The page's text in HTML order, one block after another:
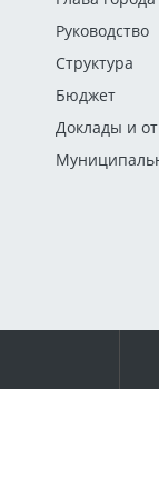
Руководство
Структура
Бюджет
Доклады и